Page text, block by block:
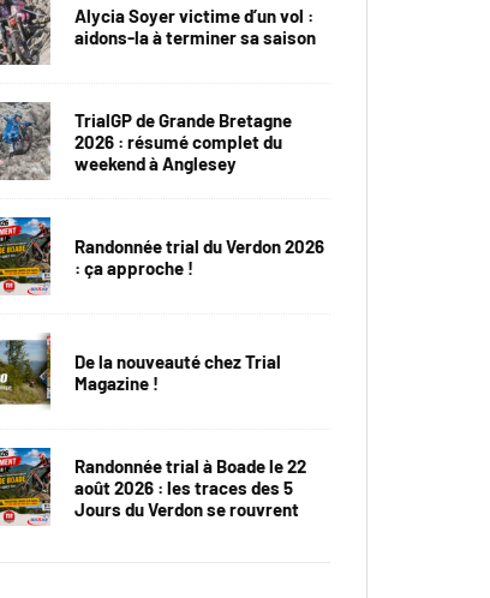
Alycia Soyer victime d’un vol :
aidons-la à terminer sa saison
TrialGP de Grande Bretagne
2026 : résumé complet du
weekend à Anglesey
Randonnée trial du Verdon 2026
: ça approche !
De la nouveauté chez Trial
Magazine !
Randonnée trial à Boade le 22
août 2026 : les traces des 5
Jours du Verdon se rouvrent